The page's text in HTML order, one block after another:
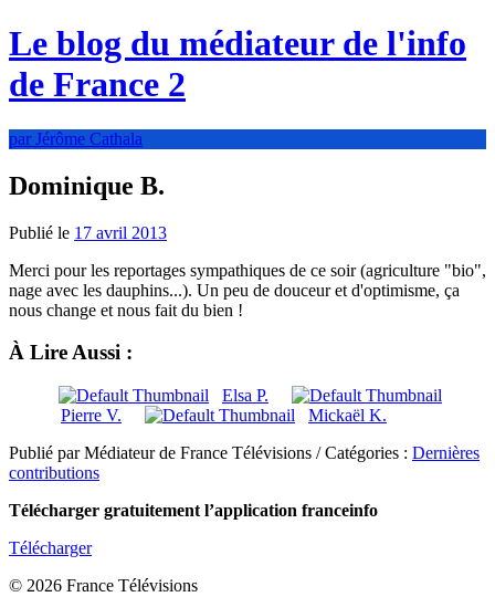
Le blog du médiateur de l'info
de France 2
par Jérôme Cathala
Dominique B.
Publié le 17 avril 2013
Merci pour les reportages sympathiques de ce soir (agriculture "bio",
nage avec les dauphins...). Un peu de douceur et d'optimisme, ça
nous change et nous fait du bien !
À Lire Aussi :
Elsa P.
Pierre V.
Mickaël K.
Publié par Médiateur de France Télévisions / Catégories : Dernières
contributions
Télécharger gratuitement l’application franceinfo
Télécharger
© 2026 France Télévisions